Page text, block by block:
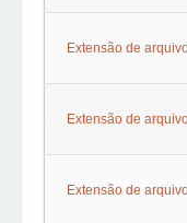
Extensão de
Extensão de
Extensão de